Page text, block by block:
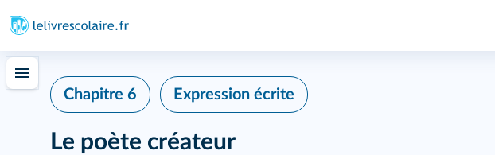
Chapitre 6 Expression écrite
Le poète créateur